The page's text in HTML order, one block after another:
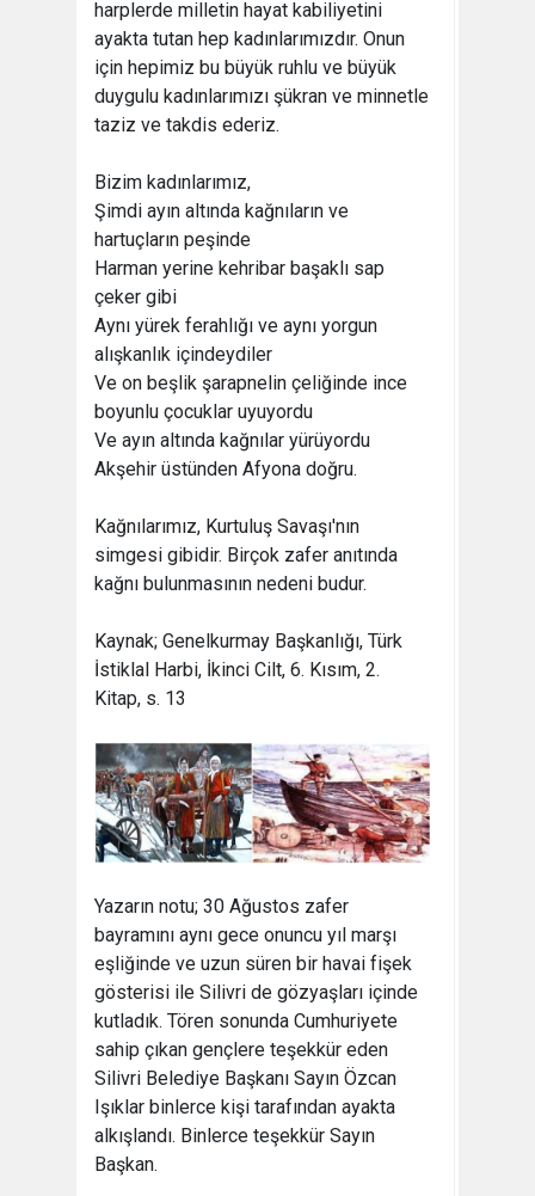
harplerde milletin hayat kabiliyetini
ayakta tutan hep kadınlarımızdır. Onun
için hepimiz bu büyük ruhlu ve büyük
duygulu kadınlarımızı şükran ve minnetle
taziz ve takdis ederiz.
Bizim kadınlarımız,
Şimdi ayın altında kağnıların ve
hartuçların peşinde
Harman yerine kehribar başaklı sap
çeker gibi
Aynı yürek ferahlığı ve aynı yorgun
alışkanlık içindeydiler
Ve on beşlik şarapnelin çeliğinde ince
boyunlu çocuklar uyuyordu
Ve ayın altında kağnılar yürüyordu
Akşehir üstünden Afyona doğru.
Kağnılarımız, Kurtuluş Savaşı'nın
simgesi gibidir. Birçok zafer anıtında
kağnı bulunmasının nedeni budur.
Kaynak; Genelkurmay Başkanlığı, Türk
İstiklal Harbi, İkinci Cilt, 6. Kısım, 2.
Kitap, s. 13
Yazarın notu; 30 Ağustos zafer
bayramını aynı gece onuncu yıl marşı
eşliğinde ve uzun süren bir havai fişek
gösterisi ile Silivri de gözyaşları içinde
kutladık. Tören sonunda Cumhuriyete
sahip çıkan gençlere teşekkür eden
Silivri Belediye Başkanı Sayın Özcan
Işıklar binlerce kişi tarafından ayakta
alkışlandı. Binlerce teşekkür Sayın
Başkan.